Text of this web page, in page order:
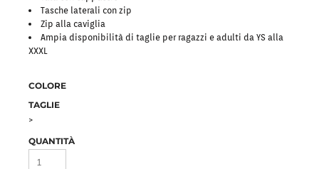
Tasche laterali con zip
Zip alla caviglia
Ampia disponibilità di taglie per ragazzi e adulti da YS alla
XXXL
COLORE
TAGLIE
>
QUANTITÀ